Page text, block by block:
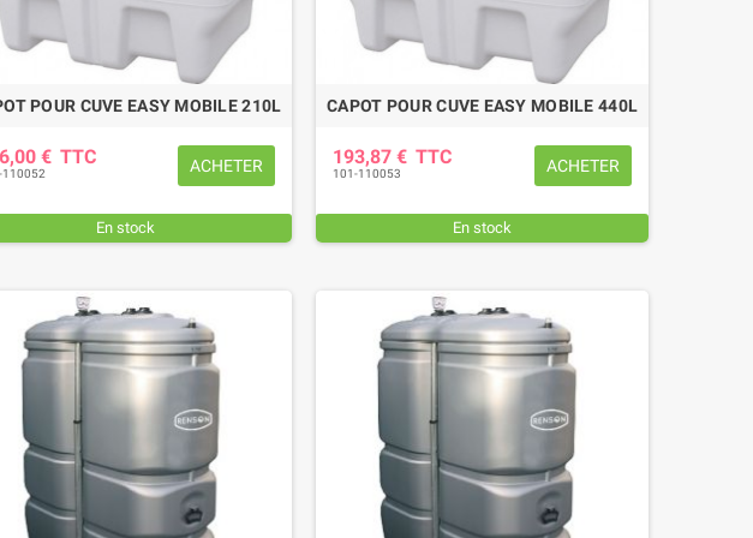
(intérieur)
POTTINGER
TTC
MANILLE COMPLETE TORSE FIL 7
MANILLE TORSE FIL 7 MM Ø
POUR CUVE EASY MOBILE 210L
€ TTC
110052 ACHETER
En stock
CAPOT POUR CUVE EASY MOBILE 440L
193,87 € TTC
101-110053 ACHETER
En stock